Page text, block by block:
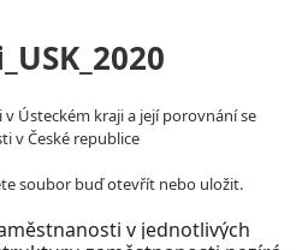
Ústeckém kraji a její porovnání se
v České republice
soubor buď otevřít nebo uložit.
v jednotlivých